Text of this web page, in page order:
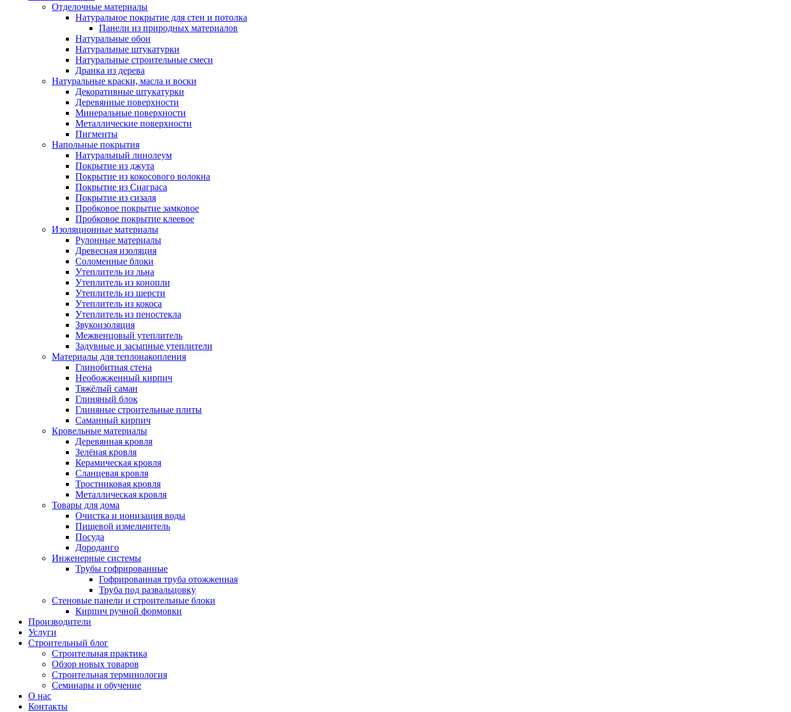
Отделочные материалы
Натуральное покрытие для стен и потолка
Панели из природных материалов
Натуральные обои
Натуральные штукатурки
Натуральные строительные смеси
Дранка из дерева
Натуральные краски, масла и воски
Декоративные штукатурки
Деревянные поверхности
Минеральные поверхности
Металлические поверхности
Пигменты
Напольные покрытия
Натуральный линолеум
Покрытие из джута
Покрытие из кокосового волокна
Покрытие из Сиаграса
Покрытие из сизаля
Пробковое покрытие замковое
Пробковое покрытие клеевое
Изоляционные материалы
Рулонные материалы
Древесная изоляция
Соломенные блоки
Утеплитель из льна
Утеплитель из конопли
Утеплитель из шерсти
Утеплитель из кокоса
Утеплитель из пеностекла
Звукоизоляция
Межвенцовый утеплитель
Задувные и засыпные утеплители
Материалы для теплонакопления
Глинобитная стена
Необожженный кирпич
Тяжёлый саман
Глиняный блок
Глиняные строительные плиты
Саманный кирпич
Кровельные материалы
Деревянная кровля
Зелёная кровля
Керамическая кровля
Сланцевая кровля
Тростниковая кровля
Металлическая кровля
Товары для дома
Очистка и ионизация воды
Пищевой измельчитель
Посуда
Дороданго
Инженерные системы
Трубы гофрированные
Гофрированная труба отожженная
Труба под развальцовку
Стеновые панели и строительные блоки
Кирпич ручной формовки
Производители
Услуги
Строительный блог
Строительная практика
Обзор новых товаров
Строительная терминология
Семинары и обучение
О нас
Контакты